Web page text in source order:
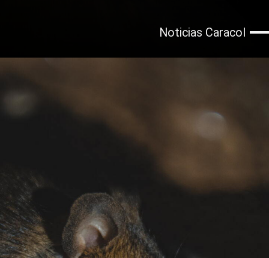
Noticias Caracol